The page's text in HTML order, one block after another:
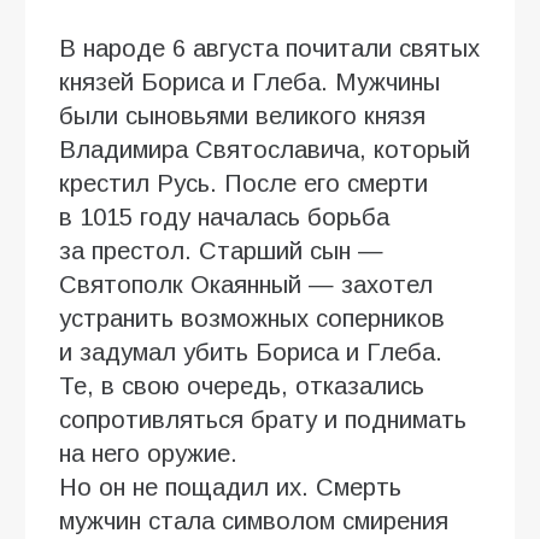
В народе 6 августа почитали святых
князей Бориса и Глеба. Мужчины
были сыновьями великого князя
Владимира Святославича, который
крестил Русь. После его смерти
в 1015 году началась борьба
за престол. Старший сын —
Святополк Окаянный — захотел
устранить возможных соперников
и задумал убить Бориса и Глеба.
Те, в свою очередь, отказались
сопротивляться брату и поднимать
на него оружие.
Но он не пощадил их. Смерть
мужчин стала символом смирения